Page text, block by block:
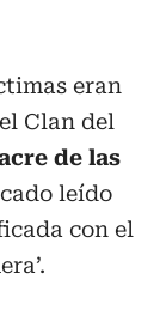
eran
Clan del
de las
leído
con el